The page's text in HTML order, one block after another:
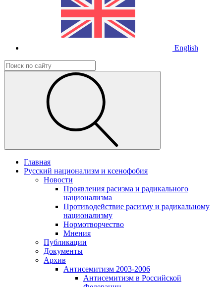
English
Главная
Русский национализм и ксенофобия
Новости
Проявления расизма и радикального
национализма
Противодействие расизму и радикальному
национализму
Нормотворчество
Мнения
Публикации
Документы
Архив
Антисемитизм 2003-2006
Антисемитизм в Российской